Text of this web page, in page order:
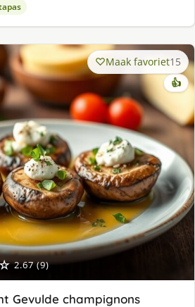
2.67 (9)
Maak favoriet15
👍
Gevulde champignons